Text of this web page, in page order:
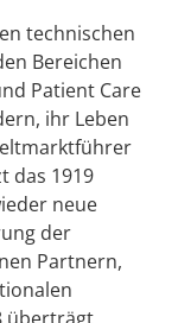
technischen
Bereichen
Patient Care
ihr Leben
das 1919
neue
der
Partnern,